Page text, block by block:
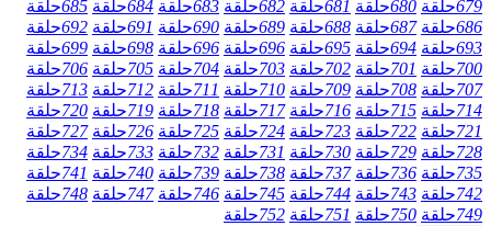
679حلقة 680حلقة 681حلقة 682حلقة 683حلقة 684حلقة 685حلقة
686حلقة 687حلقة 688حلقة 689حلقة 690حلقة 691حلقة 692حلقة
693حلقة 694حلقة 695حلقة 696حلقة 696حلقة 698حلقة 699حلقة
700حلقة 701حلقة 702حلقة 703حلقة 704حلقة 705حلقة 706حلقة
707حلقة 708حلقة 709حلقة 710حلقة 711حلقة 712حلقة 713حلقة
714حلقة 715حلقة 716حلقة 717حلقة 718حلقة 719حلقة 720حلقة
721حلقة 722حلقة 723حلقة 724حلقة 725حلقة 726حلقة 727حلقة
728حلقة 729حلقة 730حلقة 731حلقة 732حلقة 733حلقة 734حلقة
735حلقة 736حلقة 737حلقة 738حلقة 739حلقة 740حلقة 741حلقة
742حلقة 743حلقة 744حلقة 745حلقة 746حلقة 747حلقة 748حلقة
749حلقة 750حلقة 751حلقة 752حلقة